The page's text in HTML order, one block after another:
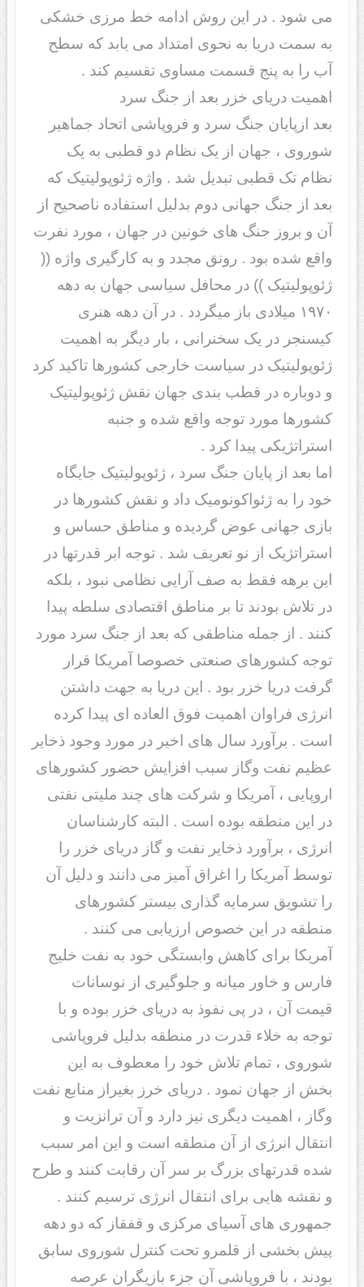
می شود . در این روش ادامه خط مرزی خشکی
به سمت دریا به نحوی امتداد می یابد که سطح
آب را به پنج قسمت مساوی تقسیم کند .
اهمیت دریای خزر بعد از جنگ سرد
بعد ازپایان جنگ سرد و فروپاشی اتحاد جماهیر
شوروی ، جهان از یک نظام دو قطبی به یک
نظام تک قطبی تبدیل شد . واژه ژئوپولیتیک که
بعد از جنگ جهانی دوم بدلیل استفاده ناصحیح از
آن و بروز جنگ های خونین در جهان ، مورد نفرت
واقع شده بود . رونق مجدد و به کارگیری واژه ((
ژئوپولیتیک )) در محافل سیاسی جهان به دهه
۱۹۷۰ میلادی باز میگردد . در آن دهه هنری
کیسنجر در یک سخنرانی ، بار دیگر به اهمیت
ژئوپولیتیک در سیاست خارجی کشورها تاکید کرد
و دوباره در قطب بندی جهان نقش ژئوپولیتیک
کشورها مورد توجه واقع شده و جنبه
استراتژیکی پیدا کرد .
اما بعد از پایان جنگ سرد ، ژئوپولیتیک جایگاه
خود را به ژئواکونومیک داد و نقش کشورها در
بازی جهانی عوض گردیده و مناطق حساس و
استراتژیک از نو تعریف شد . توجه ابر قدرتها در
این برهه فقط به صف آرایی نظامی نبود ، بلکه
در تلاش بودند تا بر مناطق اقتصادی سلطه پیدا
کنند . از جمله مناطقی که بعد از جنگ سرد مورد
توجه کشورهای صنعتی خصوصا آمریکا قرار
گرفت دریا خزر بود . این دریا به جهت داشتن
انرژی فراوان اهمیت فوق العاده ای پیدا کرده
است . برآورد سال های اخیر در مورد وجود ذخایر
عظیم نفت وگاز سبب افزایش حضور کشورهای
اروپایی ، آمریکا و شرکت های چند ملیتی نفتی
در این منطقه بوده است . البته کارشناسان
انرژی ، برآورد ذخایر نفت و گاز دریای خزر را
توسط آمریکا را اغراق آمیز می دانند و دلیل آن
را تشویق سرمایه گذاری بیستر کشورهای
منطقه در این خصوص ارزیابی می کنند .
آمریکا برای کاهش وابستگی خود به نفت خلیج
فارس و خاور میانه و جلوگیری از نوسانات
قیمت آن ، در پی نفوذ به دریای خزر بوده و با
توجه به خلاء قدرت در منطقه بدلیل فروپاشی
شوروی ، تمام تلاش خود را معطوف به این
بخش از جهان نمود . دریای خرز بغیراز منابع نفت
وگاز ، اهمیت دیگری نیز دارد و آن ترانزیت و
انتقال انرژی از آن منطقه است و این امر سبب
شده قدرتهای بزرگ بر سر آن رقابت کنند و طرح
و نقشه هایی برای انتقال انرژی ترسیم کنند .
جمهوری های آسیای مرکزی و قفقاز که دو دهه
پیش بخشی از قلمرو تحت کنترل شوروی سابق
بودند ، با فروپاشی آن جزء بازیگران عرصه